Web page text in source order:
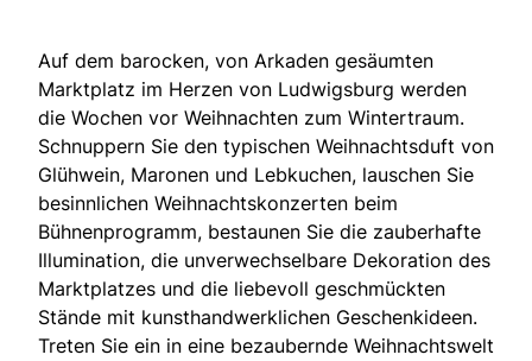
Auf dem barocken, von Arkaden gesäumten
Marktplatz im Herzen von Ludwigsburg werden
die Wochen vor Weihnachten zum Wintertraum.
Schnuppern Sie den typischen Weihnachtsduft von
Glühwein, Maronen und Lebkuchen, lauschen Sie
besinnlichen Weihnachtskonzerten beim
Bühnenprogramm, bestaunen Sie die zauberhafte
Illumination, die unverwechselbare Dekoration des
Marktplatzes und die liebevoll geschmückten
Stände mit kunsthandwerklichen Geschenkideen.
Treten Sie ein in eine bezaubernde Weihnachtswelt